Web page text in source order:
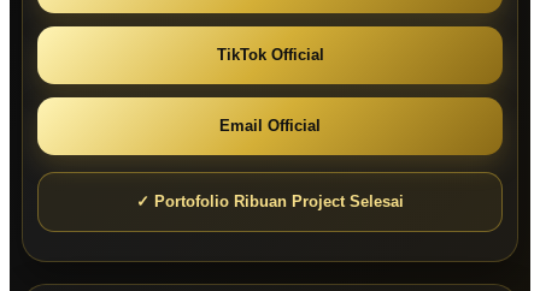
TikTok Official
Email Official
✓ Portofolio Ribuan Project Selesai